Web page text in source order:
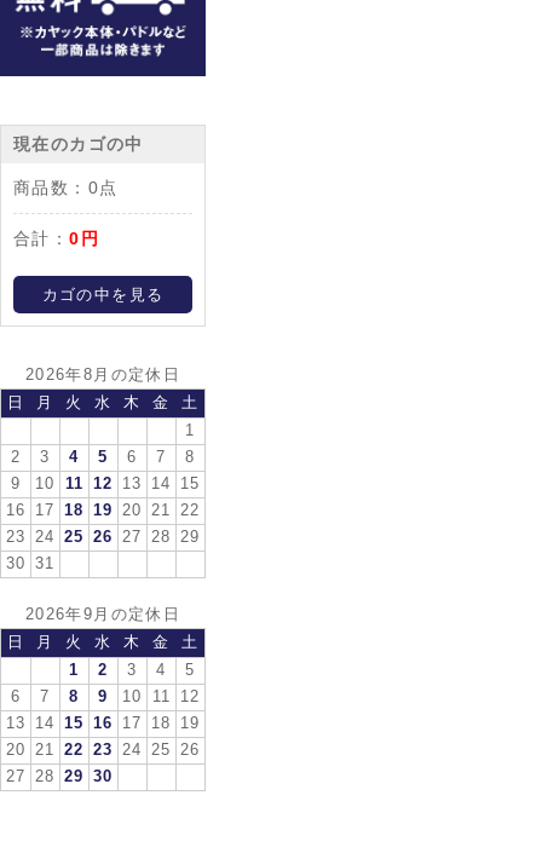
現在のカゴの中
商品数： 0点
合計：0円
カゴの中を見る
2026年8月の定休日
日
月 火 水 木 金
土
1
2
3 4 5 6 7
8
9
10 11 12 13 14
15
16
17 18 19 20 21
22
23
24 25 26 27 28
29
30
31
2026年9月の定休日
日
月 火 水 木 金
土
1
2 3 4
5
6
7 8 9 10 11
12
13
14 15 16 17 18
19
20
21 22 23 24 25
26
27
28 29 30